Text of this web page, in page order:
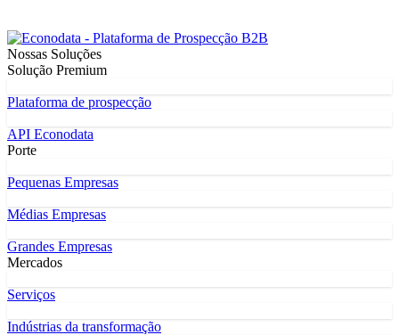
Nossas Soluções
Solução Premium
Plataforma de prospecção
API Econodata
Porte
Pequenas Empresas
Médias Empresas
Grandes Empresas
Mercados
Serviços
Indústrias da transformação